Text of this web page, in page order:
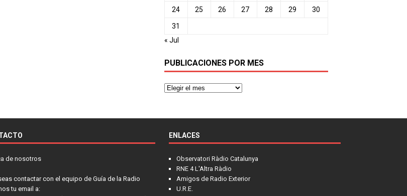
24 25 26 27 28 29 30
31
« Jul
PUBLICACIONES POR MES
de nosotros
contactar con el equipo de Guía de la Radio
tu email a:
ENLACES
Observatori Ràdio Catalunya
RNE 4 L'Altra Ràdio
Amigos de Radio Exterior
U.R.E.